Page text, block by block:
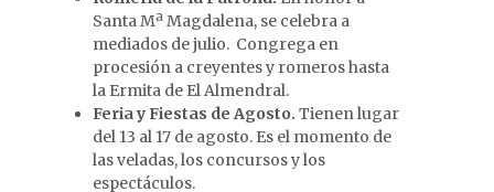
Santa Mª Magdalena, se celebra a
mediados de julio. Congrega en
procesión a creyentes y romeros hasta
la Ermita de El Almendral.
Feria y Fiestas de Agosto. Tienen lugar
del 13 al 17 de agosto. Es el momento de
las veladas, los concursos y los
espectáculos.